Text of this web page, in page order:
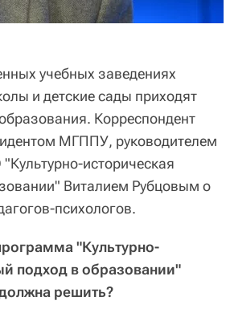
учебных заведениях
и детские сады приходят
Корреспондент
МГППУ, руководителем
историческая
Виталием Рубцовым о
психологов.
"Культурно-
подход в образовании"
решить?